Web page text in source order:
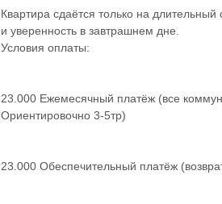
Квартира сдаётся только на
и уверенность в завтрашнем дне.
Условия оплаты:
23.000 Ежемесячный платёж (все
Ориентировочно 3-5тр)
23.000 Обеспечительный платёж